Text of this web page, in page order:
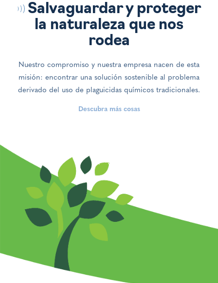
Salvaguardar y proteger
la naturaleza que nos
rodea
Nuestro compromiso y nuestra empresa nacen de esta
misión: encontrar una solución sostenible al problema
derivado del uso de plaguicidas químicos tradicionales.
Descubra más cosas
plagas.